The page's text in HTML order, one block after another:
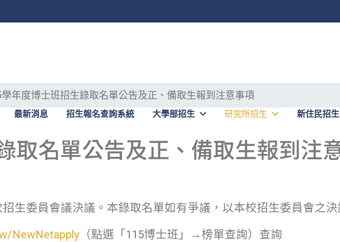
最新消息 招生報名查詢系統 大學部招生 研究所招生 新住民招生
學年度博士班招生錄取名單公告及正、備取生報到注意事項
取名單公告及正、備取生報到注
生委員會議決議。本錄取名單如有爭議，以本校招生委員會之決
NewNetapply （點選「115博士班」→榜單查詢）查詢